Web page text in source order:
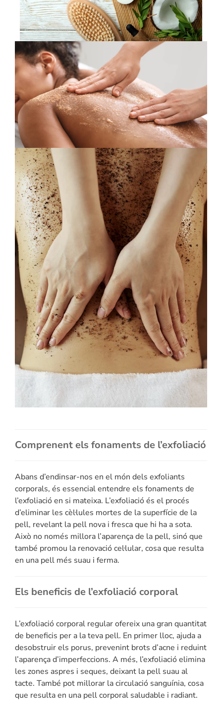
Comprenent els fonaments de l’exfoliació
Abans d’endinsar-nos en el món dels exfoliants
corporals, és essencial entendre els fonaments de
l’exfoliació en si mateixa. L’exfoliació és el procés
d’eliminar les cèl·lules mortes de la superfície de la
pell, revelant la pell nova i fresca que hi ha a sota.
Això no només millora l’aparença de la pell, sinó que
també promou la renovació cel·lular, cosa que resulta
en una pell més suau i ferma.
Els beneficis de l’exfoliació corporal
L’exfoliació corporal regular ofereix una gran quantitat
de beneficis per a la teva pell. En primer lloc, ajuda a
desobstruir els porus, prevenint brots d’acne i reduint
l’aparença d’imperfeccions. A més, l’exfoliació elimina
les zones aspres i seques, deixant la pell suau al
tacte. També pot millorar la circulació sanguínia, cosa
que resulta en una pell corporal saludable i radiant.